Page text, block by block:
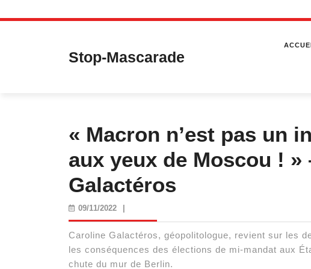
Skip
Stop-Mascarade
« Macron n’est pas un
aux yeux de Moscou ! »
Galactéros
09/11/202209/11/2022
Caroline Galactéros, géopolitologue, revient sur les
les conséquences des élections de mi-mandat aux
chute du mur de Berlin.